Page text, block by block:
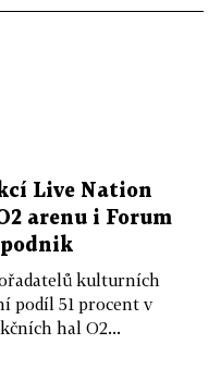
Live Nation
arenu i Forum
kulturních
podíl 51 procent v
hal O2...